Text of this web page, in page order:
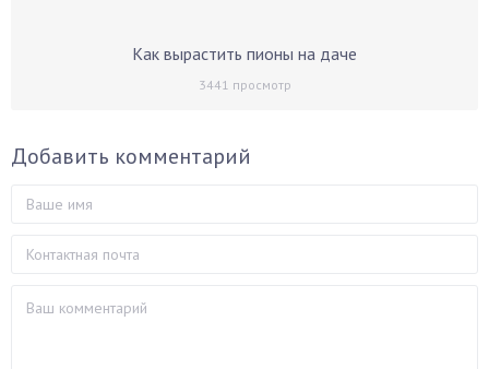
Как вырастить пионы на даче
3441 просмотр
Добавить комментарий